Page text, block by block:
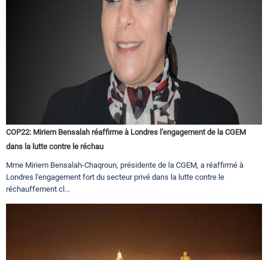
COP22: Miriem Bensalah réaffirme à Londres l'engagement de la CGEM
dans la lutte contre le réchau
Mme Miriem Bensalah-Chaqroun, présidente de la CGEM, a réaffirmé à
Londres l'engagement fort du secteur privé dans la lutte contre le
réchauffement cl...